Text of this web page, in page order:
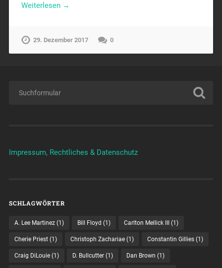
Weiterlesen →
29. Dezember 2017 0
Impressum, Rechtliches & Datenschutz
SCHLAGWÖRTER
A. Lee Martinez(1) Bill Floyd (1) Carlton Mellick III(1)
Cherie Priest(1) Christoph Zachariae(1) Constantin Gillies(1)
Craig DiLouie(1) D. Bullcutter(1) Dan Brown (1)